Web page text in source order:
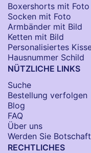
Boxershorts mit Foto
Socken​ mit Foto
Armbänder mit Bild​
Ketten mit Bild
Personalisiertes
Hausnummer Schild
NÜTZLICHE LINKS
Suche
Bestellung verfolgen
Blog
FAQ
Über uns
Werden Sie
RECHTLICHES